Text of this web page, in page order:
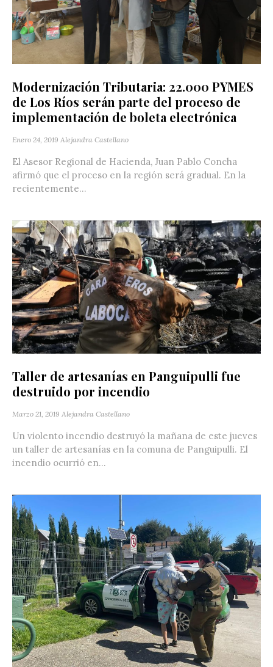
Modernización Tributaria: 22.000 PYMES
de Los Ríos serán parte del proceso de
implementación de boleta electrónica
Enero 24, 2019 Alejandra Castellano
El Asesor Regional de Hacienda, Juan Pablo Concha
afirmó que el proceso en la región será gradual. En la
recientemente...
Taller de artesanías en Panguipulli fue
destruido por incendio
Marzo 21, 2019 Alejandra Castellano
Un violento incendio destruyó la mañana de este jueves
un taller de artesanías en la comuna de Panguipulli. El
incendio ocurrió en...